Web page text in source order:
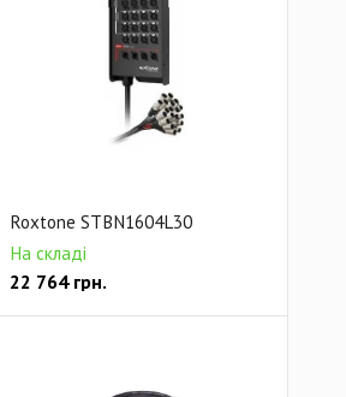
Roxtone STBN1604L30
На складі
22 764грн.